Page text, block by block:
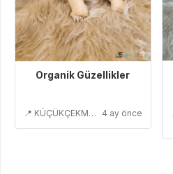
Organik Güzellikler
📍 KÜÇÜKÇEKMECE/İSTANBUL 4 ay önce